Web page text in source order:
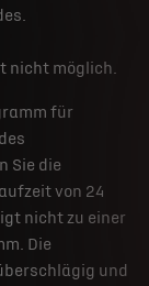
nicht möglich.
für
Sie die
von 24
nicht zu einer
Die
und